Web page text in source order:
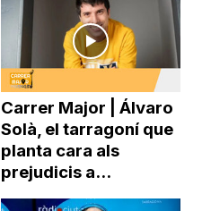
Carrer Major | Álvaro
Solà, el tarragoní que
planta cara als
prejudicis a...